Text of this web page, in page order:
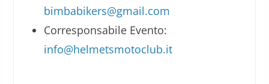
bimbabikers@gmail.com
Corresponsabile Evento:
info@helmetsmotoclub.it